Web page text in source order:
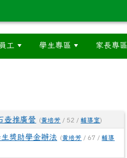
工 學生專區 家長專區
壺推廣營 (黃培芳 / 52 /輔導室)
獎助學金辦法 (黃培芳 / 67 /輔導